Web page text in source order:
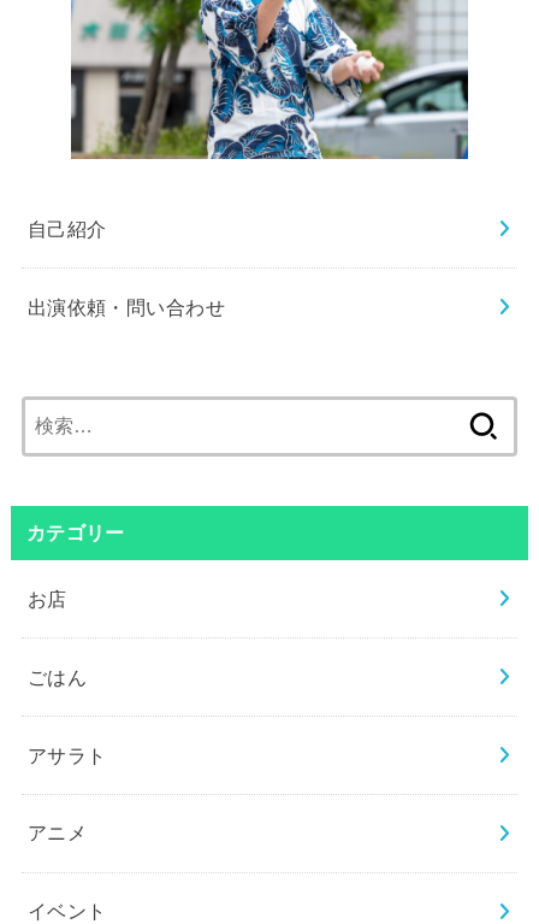
自己紹介
出演依頼・問い合わせ
索:
カテゴリー
お店
ごはん
アサラト
アニメ
イベント